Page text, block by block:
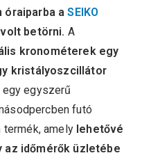
óraiparba aSEIKO
betörni. A
kronométerek egy
kristályoszcillátor
egyszerű
futó
amely lehetővé
az időmérők üzletébe